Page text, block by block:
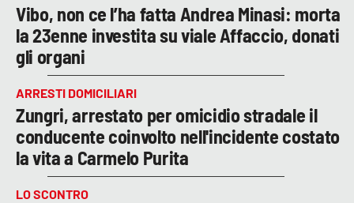
Vibo, non ce l’ha fatta Andrea Minasi: morta
la 23enne investita su viale Affaccio, donati
gli organi
ARRESTI DOMICILIARI
Zungri, arrestato per omicidio stradale il
conducente coinvolto nell'incidente costato
la vita a Carmelo Purita
LO SCONTRO